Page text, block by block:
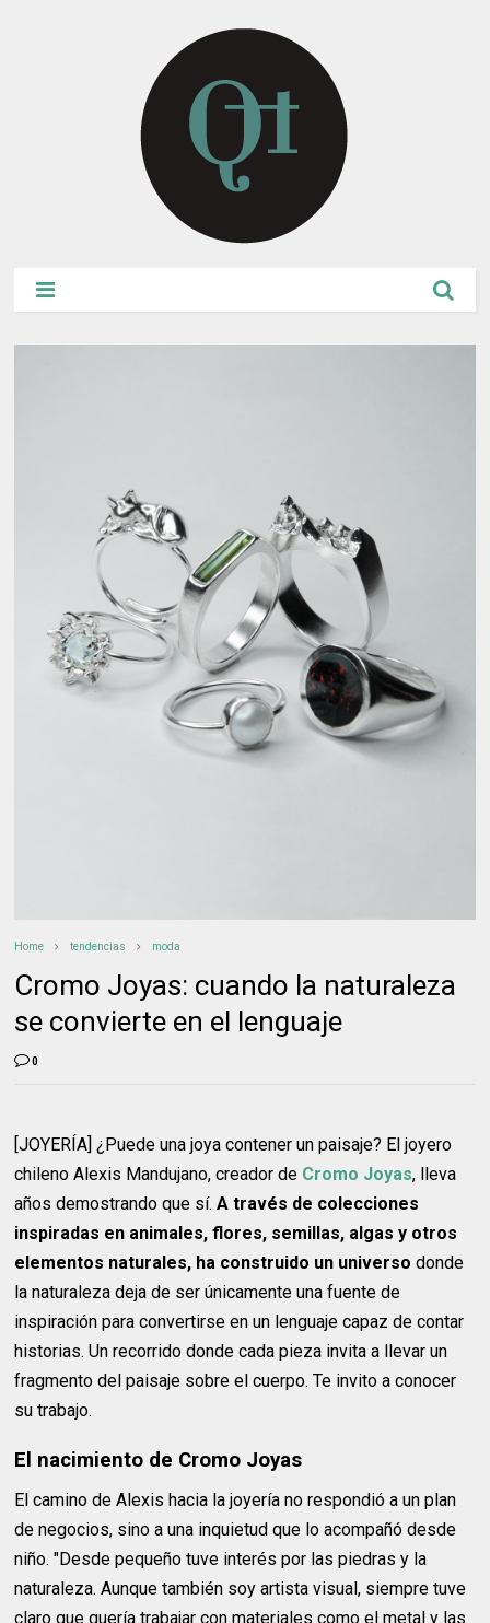
Home tendencias moda
Cromo Joyas: cuando la naturaleza
se convierte en el lenguaje
0
[JOYERÍA] ¿Puede una joya contener un paisaje? El joyero
chileno Alexis Mandujano, creador de Cromo Joyas, lleva
años demostrando que sí.A través de colecciones
inspiradas en animales, flores, semillas, algas y otros
elementos naturales, ha construido un universo donde
la naturaleza deja de ser únicamente una fuente de
inspiración para convertirse en un lenguaje capaz de contar
historias. Un recorrido donde cada pieza invita a llevar un
fragmento del paisaje sobre el cuerpo. Te invito a conocer
su trabajo.
El nacimiento de Cromo Joyas
El camino de Alexis hacia la joyería no respondió a un plan
de negocios, sino a una inquietud que lo acompañó desde
niño. "Desde pequeño tuve interés por las piedras y la
naturaleza. Aunque también soy artista visual, siempre tuve
claro que quería trabajar con materiales como el metal y las